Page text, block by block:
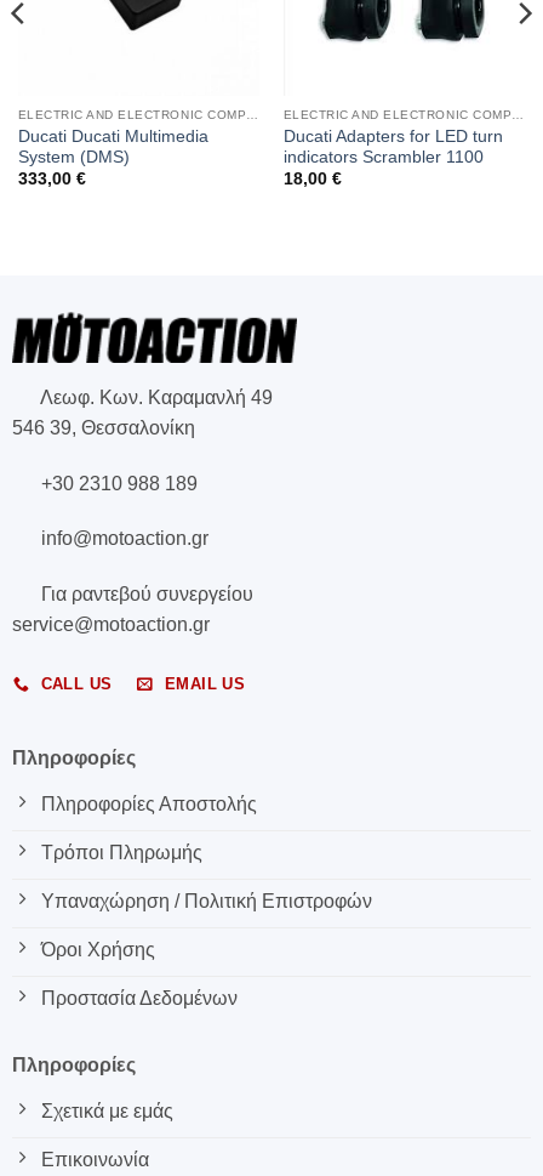
ELECTRIC AND ELECTRONIC COMPONENTS
Ducati Ducati Multimedia
System (DMS)
333,00 €
ELECTRIC AND ELECTRONIC COMPONENTS
Ducati Adapters for LED turn
indicators Scrambler 1100
18,00 €
Λεωφ. Κων. Καραμανλή 49
546 39, Θεσσαλονίκη
+30 2310 988 189
info@motoaction.gr
Για ραντεβού συνεργείου
service@motoaction.gr
CALL US EMAIL US
Πληροφορίες
Πληροφορίες Αποστολής
Τρόποι Πληρωμής
Υπαναχώρηση / Πολιτική Επιστροφών
Όροι Χρήσης
Προστασία Δεδομένων
Πληροφορίες
Σχετικά με εμάς
Επικοινωνία